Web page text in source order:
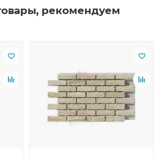
рекомендуем